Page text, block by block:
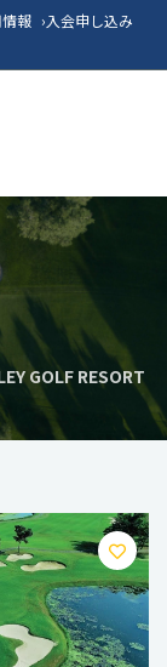
報 ›入会申し込み
GOLF RESORT